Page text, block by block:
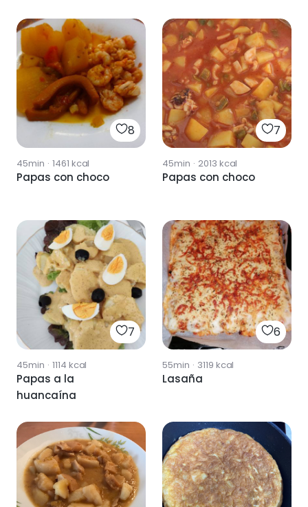
8
45min · 1461 kcal
Papas con choco
7
45min · 2013 kcal
Papas con choco
7
45min · 1114 kcal
Papas a la
huancaína
6
55min · 3119 kcal
Lasaña